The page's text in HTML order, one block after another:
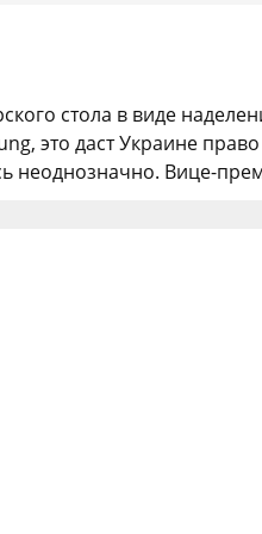
стола в виде
это даст Украине
неоднозначно. Вице-